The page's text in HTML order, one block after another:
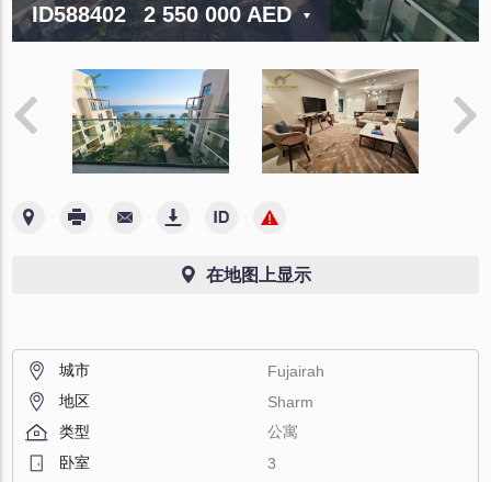
ID588402 2 550 000 AED
在地图上显示
城市
Fujairah
地区
Sharm
类型
公寓
卧室
3